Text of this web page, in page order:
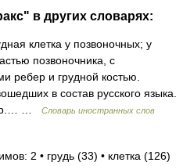
в других словарях:
клетка у позвоночных; у
позвоночника, с
ребер и грудной костью.
в состав русского языка.
…
Словарь иностранных слов
2 • грудь (33) • клетка (126)